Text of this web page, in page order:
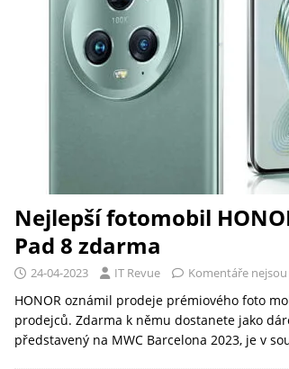
Nejlepší fotomobil
Pad 8 zdarma
24-04-2023 IT Revue Komentáře
HONOR oznámil prodeje prémiového foto
prodejců. Zdarma k němu dostanete jako
představený na MWC Barcelona 2023, je v